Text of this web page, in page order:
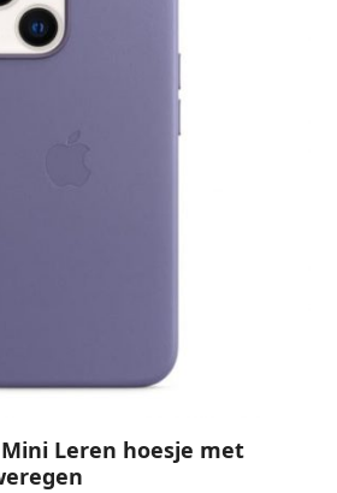
Leren hoesje met